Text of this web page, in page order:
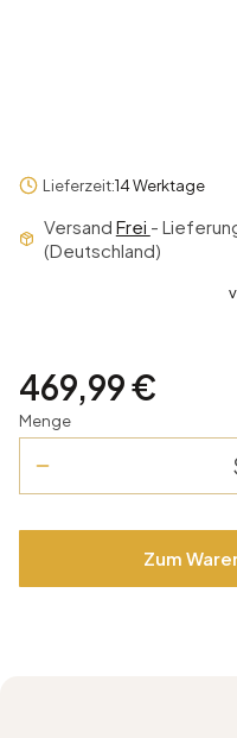
Lieferzeit:14 Werktage
Versand Frei -
(Deutschland)
Preis
469,99 €
Menge
Zum